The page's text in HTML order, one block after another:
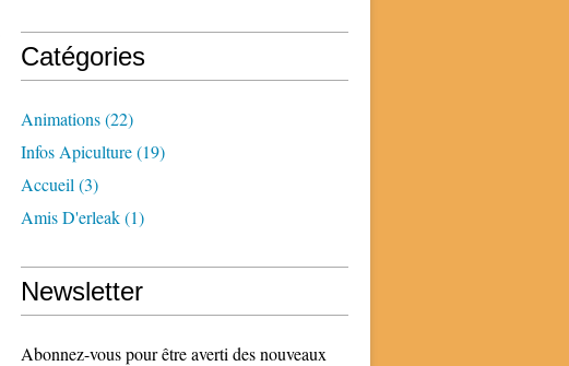
Catégories
Animations(22)
Infos Apiculture(19)
Accueil (3)
Amis D'erleak(1)
Newsletter
Abonnez-vous pour être averti des nouveaux